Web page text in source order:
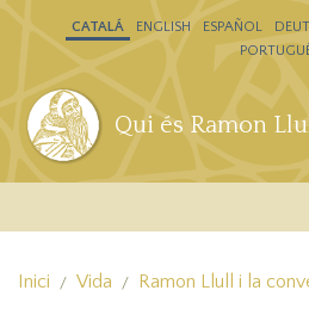
Vés al contingut
Qui és Ramon
CATALÁ ENGLISH ESPAÑOL
Inici Vida Ramon Llull i la